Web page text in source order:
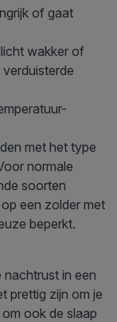
of gaat
wakker of
met het type
normale
soorten
een zolder met
beperkt.
nachtrust in een
prettig zijn om je
ook de slaap